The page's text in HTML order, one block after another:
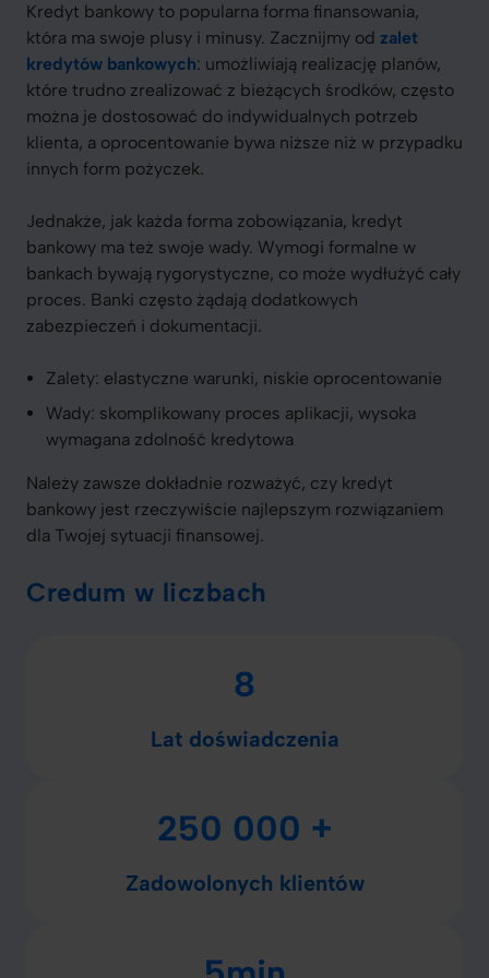
Kredyt bankowy to popularna forma finansowania,
która ma swoje plusy i minusy. Zacznijmy od zalet
kredytów bankowych: umożliwiają realizację planów,
które trudno zrealizować z bieżących środków, często
można je dostosować do indywidualnych potrzeb
klienta, a oprocentowanie bywa niższe niż w przypadku
innych form pożyczek.
Jednakże, jak każda forma zobowiązania, kredyt
bankowy ma też swoje wady. Wymogi formalne w
bankach bywają rygorystyczne, co może wydłużyć cały
proces. Banki często żądają dodatkowych
zabezpieczeń i dokumentacji.
Zalety: elastyczne warunki, niskie oprocentowanie
Wady: skomplikowany proces aplikacji, wysoka
wymagana zdolność kredytowa
Należy zawsze dokładnie rozważyć, czy kredyt
bankowy jest rzeczywiście najlepszym rozwiązaniem
dla Twojej sytuacji finansowej.
Credum w liczbach
8
Lat doświadczenia
250 000 +
Zadowolonych klientów